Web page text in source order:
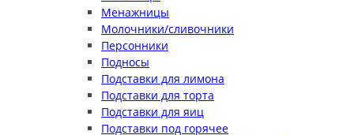
Менажницы
Молочники/сливочники
Персонники
Подносы
Подставки для лимона
Подставки для торта
Подставки для яиц
Подставки под горячее